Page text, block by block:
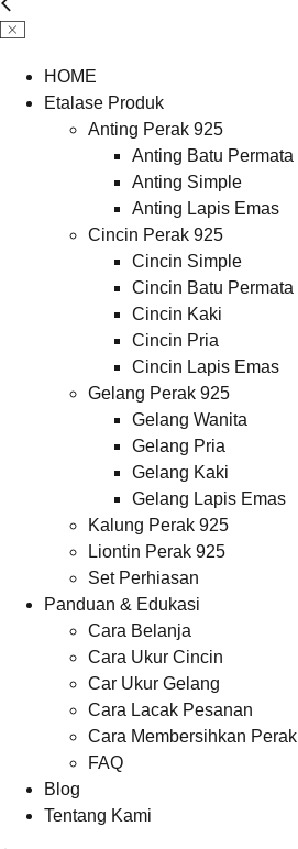
HOME
Etalase Produk
Anting Perak 925
Anting Batu Permata
Anting Simple
Anting Lapis Emas
Cincin Perak 925
Cincin Simple
Cincin Batu Permata
Cincin Kaki
Cincin Pria
Cincin Lapis Emas
Gelang Perak 925
Gelang Wanita
Gelang Pria
Gelang Kaki
Gelang Lapis Emas
Kalung Perak 925
Liontin Perak 925
Set Perhiasan
Panduan & Edukasi
Cara Belanja
Cara Ukur Cincin
Car Ukur Gelang
Cara Lacak Pesanan
Cara Membersihkan Perak
FAQ
Blog
Tentang Kami